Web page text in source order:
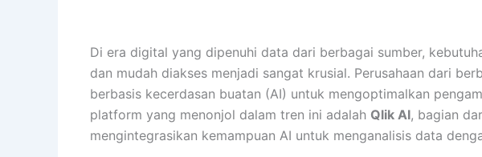
Di era digital yang dipenuhi data dari berbagai sumber,
dan mudah diakses menjadi sangat krusial. Perusahaan dari
berbasis kecerdasan buatan (AI) untuk mengoptimalkan
platform yang menonjol dalam tren ini adalah Qlik AI, bagian
mengintegrasikan kemampuan AI untuk menganalisis data